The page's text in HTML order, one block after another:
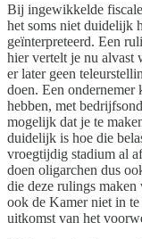
Bij ingewikkelde
het soms niet duidelijk
geïnterpreteerd. Een
hier vertelt je nu alvast
er later geen
doen. Een ondernemer
hebben, met
mogelijk dat je te
duidelijk is hoe die
vroegtijdig stadium al
doen oligarchen dus
die deze rulings maken
ook de Kamer niet in
uitkomst van het